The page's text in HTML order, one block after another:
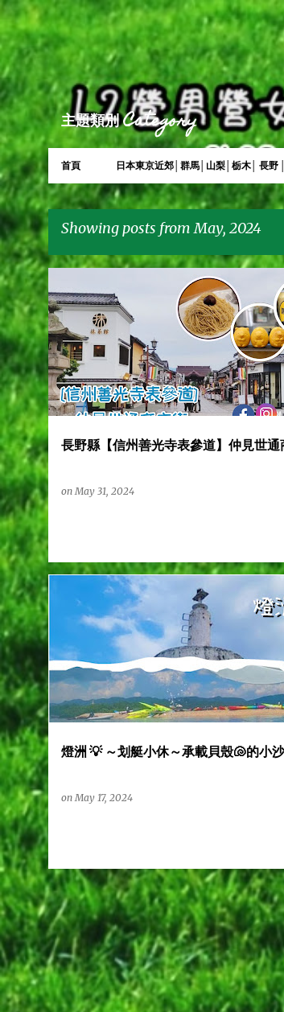
主題類別 Category
首頁 日本東京近郊│群馬│山梨│栃木│ 長野
Showing posts from May, 2024
P
o
s
t 長野縣【信州善光寺表參道】仲見世通
onMay 31, 2024
L2營男營女 信州 北陸，
日本
燈洲 💡 ～划艇小休～承載貝殼🐚的小
onMay 17, 2024
沙洲 燈洲 獨木舟 香港